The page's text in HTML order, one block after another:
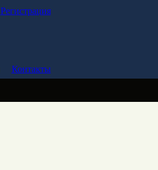
Регистрация
Контакты